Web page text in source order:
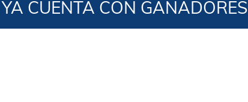
CUENTA CON GANADORES